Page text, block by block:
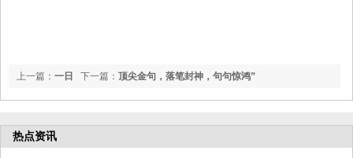
下一篇： 顶尖金句，落笔封神，句句惊鸿”
上一篇： 一日
英超动向: 阿莫林“不要面子”亲邀前锋加盟, 德布劳内伤心了
热点资讯